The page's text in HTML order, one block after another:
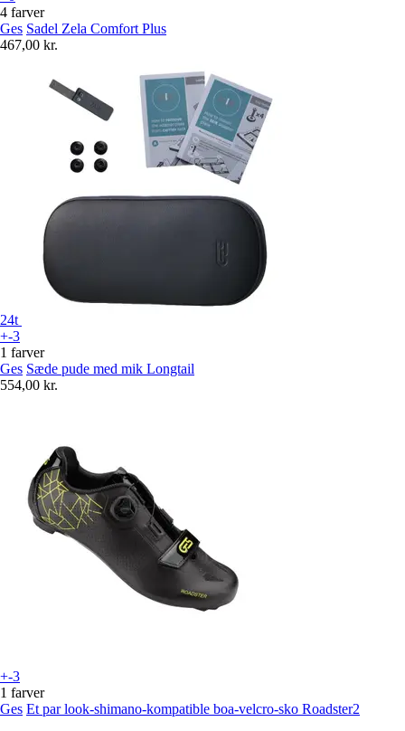
4 farver
Ges Sadel Zela Comfort Plus
467,00 kr.
24t
+-3
1 farver
Ges Sæde pude med mik Longtail
554,00 kr.
+-3
1 farver
Ges Et par look-shimano-kompatible boa-velcro-sko Roadster2